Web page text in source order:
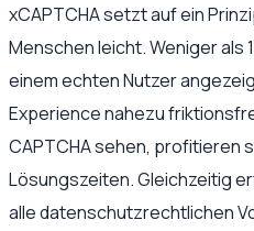
xCAPTCHA setzt auf ein
Menschen leicht. Weniger als
einem echten Nutzer
Experience nahezu
CAPTCHA sehen, profitieren
Lösungszeiten. Gleichzeitig
alle datenschutzrechtlichen